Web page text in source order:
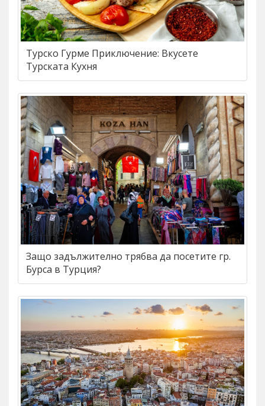
Турско Гурме Приключение: Вкусете
Турската Кухня
Защо задължително трябва да посетите гр.
Бурса в Турция?